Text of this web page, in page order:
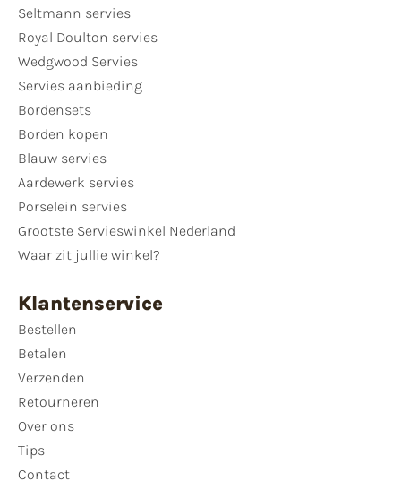
Seltmann servies
Royal Doulton servies
Wedgwood Servies
Servies aanbieding
Bordensets
Borden kopen
Blauw servies
Aardewerk servies
Porselein servies
Grootste Servieswinkel Nederland
Waar zit jullie winkel?
Klantenservice
Bestellen
Betalen
Verzenden
Retourneren
Over ons
Tips
Contact